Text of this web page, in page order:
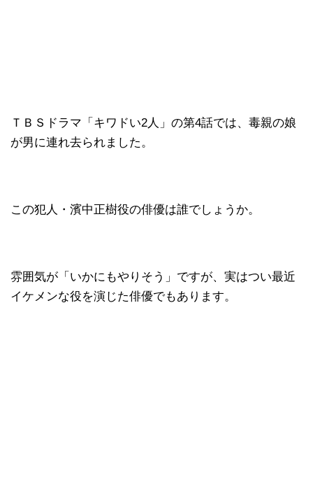
ＴＢＳドラマ「キワドい2人」の第4話では、毒親の娘
が男に連れ去られました。
この犯人・濱中正樹役の俳優は誰でしょうか。
雰囲気が「いかにもやりそう」ですが、実はつい最近
イケメンな役を演じた俳優でもあります。